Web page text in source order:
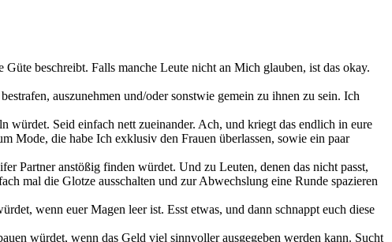
beschreibt. Falls manche Leute nicht an Mich glauben, ist das okay.
auszunehmen und/oder sonstwie gemein zu ihnen zu sein. Ich
würdet. Seid einfach nett zueinander. Ach, und kriegt das endlich in eure
Mode, die habe Ich exklusiv den Frauen überlassen, sowie ein paar
Partner anstößig finden würdet. Und zu Leuten, denen das nicht passt,
mal die Glotze ausschalten und zur Abwechslung eine Runde spazieren
wenn euer Magen leer ist. Esst etwas, und dann schnappt euch diese
würdet, wenn das Geld viel sinnvoller ausgegeben werden kann. Sucht